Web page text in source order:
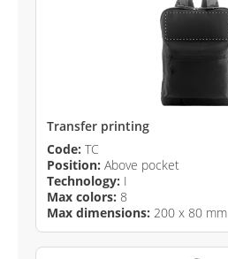
Transfer printing
Code: TC
Position: Above pocket
Technology: I
Max colors: 8
Max dimensions: 200 x 80 mm